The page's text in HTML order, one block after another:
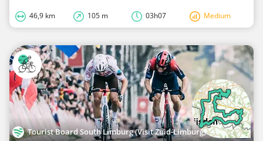
46,9 km 105 m 03h07 Medium
Tourist Board South Limburg (Visit Zuid-Limburg)